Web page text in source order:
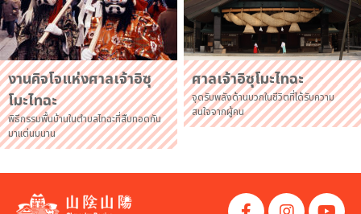
งานคิจโจแห่งศาลเจ้าอิซุ
โมะไทฉะ
พิธีกรรมพื้นบ้านในตำบลไทฉะที่สืบทอดกัน
มาแต่นมนาน
ศาลเจ้าอิซุโมะไทฉะ
จุดรับพลังด้านบวกในชีวิตที่ได้รับความ
สนใจจากผู้คน